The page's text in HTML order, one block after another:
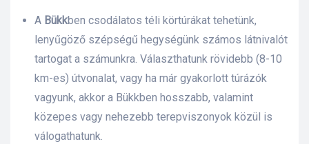
A Bükkben csodálatos téli körtúrákat tehetünk,
lenyűgöző szépségű hegységünk számos látnivalót
tartogat a számunkra. Választhatunk rövidebb (8-10
km-es) útvonalat, vagy ha már gyakorlott túrázók
vagyunk, akkor a Bükkben hosszabb, valamint
közepes vagy nehezebb terepviszonyok közül is
válogathatunk.